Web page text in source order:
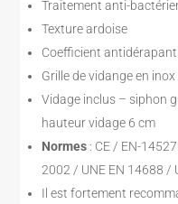
Traitement anti-
Texture ardoise
Coefficient antidérapant
Grille de vidange en
Vidage inclus – siphon
hauteur vidage 6 cm
Normes : CE / EN-
2002 / UNE EN 14688 /
Il est fortement